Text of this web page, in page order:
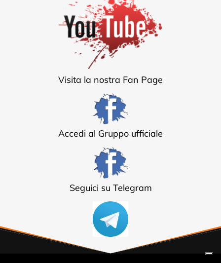
Visita la nostra Fan Page
Accedi al Gruppo ufficiale
Seguici su Telegram